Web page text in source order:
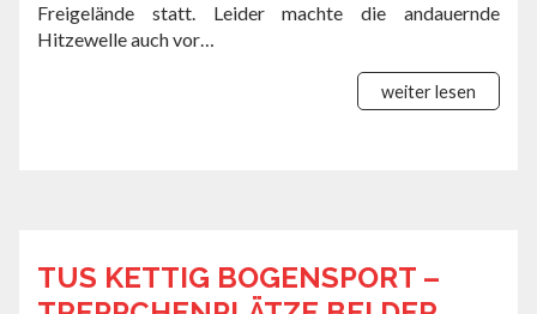
Freigelände statt. Leider machte die andauernde
Hitzewelle auch vor…
weiter lesen
TUS KETTIG BOGENSPORT –